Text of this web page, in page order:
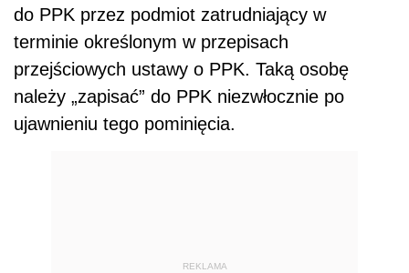
do PPK przez podmiot zatrudniający w
terminie określonym w przepisach
przejściowych ustawy o PPK. Taką osobę
należy „zapisać” do PPK niezwłocznie po
ujawnieniu tego pominięcia.
REKLAMA